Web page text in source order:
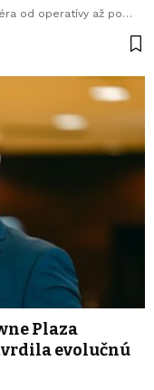
od operatívy až po…
Plaza
evolučnú